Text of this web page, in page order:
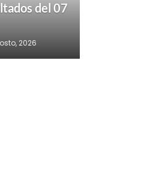
del 07
2026